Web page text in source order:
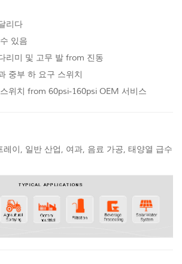
리다
있음
리미 및 고무 발 from 진동
중부 하 요구 스위치
위치 from 60psi-160psi OEM 서비스
레이, 일반 산업, 여과, 음료 가공, 태양열 급수